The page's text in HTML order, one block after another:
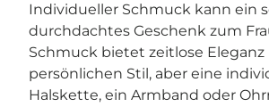
Individueller Schmuck kann ein
durchdachtes Geschenk zum
Schmuck bietet zeitlose Eleganz
persönlichen Stil, aber eine
Halskette, ein Armband oder